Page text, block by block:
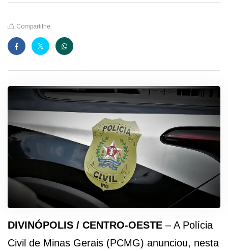
Compartilhe
DIVINÓPOLIS / CENTRO-OESTE – A Polícia
Civil de Minas Gerais (PCMG) anunciou, nesta